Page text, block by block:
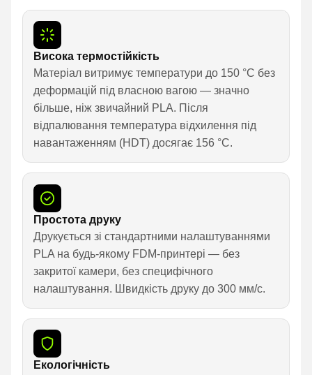
Висока термостійкість
Матеріал витримує температури до 150 °C без
деформацій під власною вагою — значно
більше, ніж звичайний PLA. Після
відпалювання температура відхилення під
навантаженням (HDT) досягає 156 °C.
Простота друку
Друкується зі стандартними налаштуваннями
PLA на будь-якому FDM-принтері — без
закритої камери, без специфічного
налаштування. Швидкість друку до 300 мм/с.
Екологічність